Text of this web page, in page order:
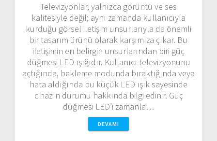
Televizyonlar, yalnızca görüntü ve ses
kalitesiyle değil; aynı zamanda kullanıcıyla
kurduğu görsel iletişim unsurlarıyla da önemli
bir tasarım ürünü olarak karşımıza çıkar. Bu
iletişimin en belirgin unsurlarından biri güç
düğmesi LED ışığıdır. Kullanıcı televizyonunu
açtığında, bekleme modunda bıraktığında veya
hata aldığında bu küçük LED ışık sayesinde
cihazın durumu hakkında bilgi edinir. Güç
düğmesi LED’i zamanla…
DEVAMI